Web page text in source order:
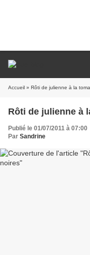
Accueil » Rôti de julienne à la
Rôti de julienne à
Publié le 01/07/2011 à 07:00
Par Sandrine